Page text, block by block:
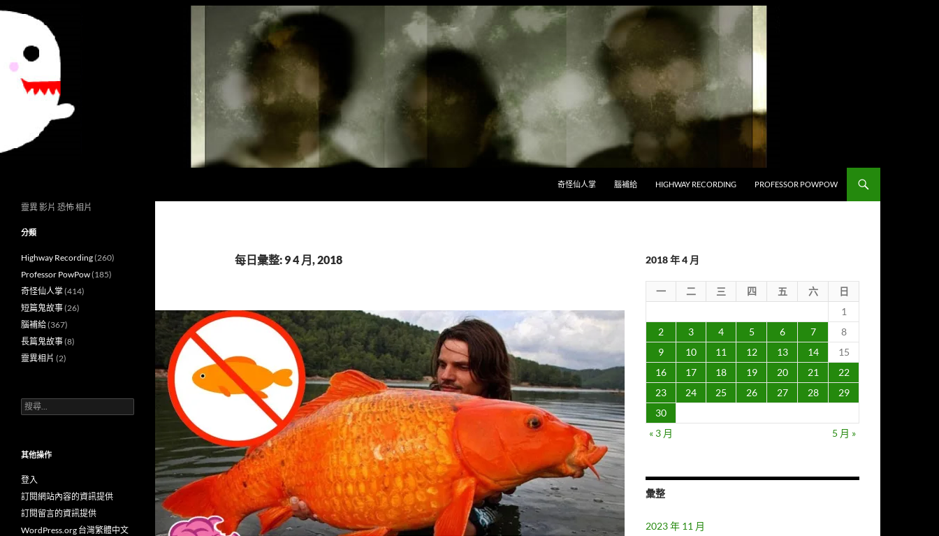
奇怪仙人掌
腦補給 HIGHWAY RECORDING PROFESSOR POWPOW
每日彙整: 9 4 月, 2018 2018 年 4 月
一 二 三 四 五 六
日
1
2
3 4 5 6 7
8
9
10 11 12 13 14
15
16
17 18 19 20 21
22
23
24 25 26 27 28
29
30
« 3 月
5 月 »
彙整
2023 年 11 月
靈異 影片 恐怖 相片
分類
Highway Recording(260)
Professor PowPow(185)
奇怪仙人掌(414)
短篇鬼故事(26)
腦補給(367)
長篇鬼故事(8)
靈異相片 (2)
搜
尋
字:
其他操作
登入
訂閱網站內容的資訊提供
訂閱留言的資訊提供
WordPress.org 台灣繁體中文